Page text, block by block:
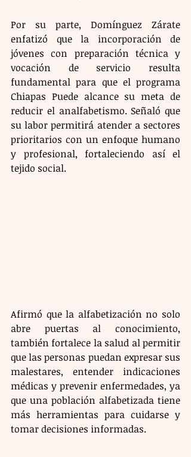
Por su parte, Domínguez Zárate
enfatizó que la incorporación de
jóvenes con preparación técnica y
vocación de servicio resulta
fundamental para que el programa
Chiapas Puede alcance su meta de
reducir el analfabetismo. Señaló que
su labor permitirá atender a sectores
prioritarios con un enfoque humano
y profesional, fortaleciendo así el
tejido social.
Afirmó que la alfabetización no solo
abre puertas al conocimiento,
también fortalece la salud al permitir
que las personas puedan expresar sus
malestares, entender indicaciones
médicas y prevenir enfermedades, ya
que una población alfabetizada tiene
más herramientas para cuidarse y
tomar decisiones informadas.